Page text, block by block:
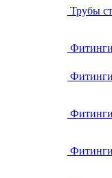
Трубы
Фитинги